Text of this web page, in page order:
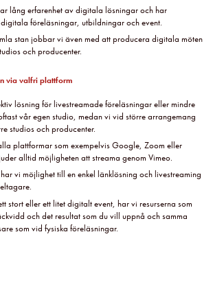
lång erfarenhet av digitala lösningar och har
föreläsningar, utbildningar och event.
stan jobbar vi även med att producera digitala möten
och producenter.
via valfri plattform
lösning för livestreamade föreläsningar eller mindre
vår egen studio, medan vi vid större arrangemang
studios och producenter.
plattformar som exempelvis Google, Zoom eller
alltid möjligheten att streama genom Vimeo.
vi möjlighet till en enkel länklösning och livestreaming
stort eller ett litet digitalt event, har vi resurserna som
och det resultat som du vill uppnå och samma
som vid fysiska föreläsningar.